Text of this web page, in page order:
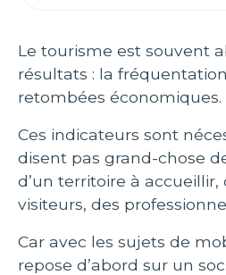
Le tourisme est souvent
résultats : la
retombées économiques.
Ces indicateurs sont
disent pas grand-chose
d’un territoire à accueillir,
visiteurs, des
Car avec les sujets de
repose d’abord sur un